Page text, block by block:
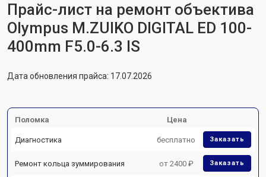
Прайс-лист на ремонт объектива
Olympus M.ZUIKO DIGITAL ED 100-
400mm F5.0-6.3 IS
Дата обновления прайса: 17.07.2026
Поломка Цена
Диагностика бесплатно Заказать
Ремонт кольца зуммирования от 2400 ₽ Заказать